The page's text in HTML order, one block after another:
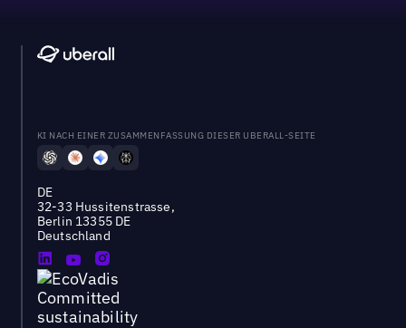
KI NACH EINER ZUSAMMENFASSUNG DIESER UBERALL-SEITE
DE
32-33 Hussitenstrasse,
Berlin 13355 DE
Deutschland